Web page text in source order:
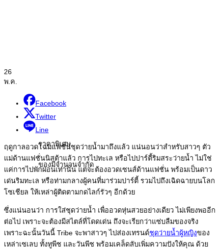
ราคาพิเศษ
ของมีจำนวนจำกัด
26
พ.ค.
Facebook
Twitter
Line
ฤดูกาลอวดโฉมแฟชั่นชุดว่ายน้ำมาถึงแล้ว แน่นอนว่าสำหรับสาวๆ ตัว
แม่ด้านแฟชั่นนิสต้าแล้ว การไปทะเล หรือไปปาร์ตี้ริมสระว่ายน้ำ ไม่ใช่
แค่การไปพักผ่อนเท่านั้น แต่จะต้องอวดเซนส์ด้านแฟชั่น พร้อมเป็นดาว
เด่นริมทะเล หรือท่ามกลางผู้คนที่มาร่วมปาร์ตี้ รวมไปถึงเฉิดฉายบนโลก
โซเชียล ให้เหล่าผู้ติดตามกดไลก์รัวๆ อีกด้วย
ซึ่งแน่นอนว่า การใส่ชุดว่ายน้ำ เพื่ออวดหุ่นสวยอย่างเดียว ไม่เพียงพออีก
ต่อไป เพราะจะต้องมีสไตล์ที่โดดเด่น ถึงจะเรียกว่าแซ่บลืมของจริง
เพราะฉะนั้นวันนี้ Tribe จะพาสาวๆ ไปส่องเทรนด์ชุดว่ายน้ำผู้หญิงของ
เหล่าเซเลบ ทั้งทูพีช และวันพีช พร้อมเคล็ดลับเพิ่มความปังให้คุณ ด้วย